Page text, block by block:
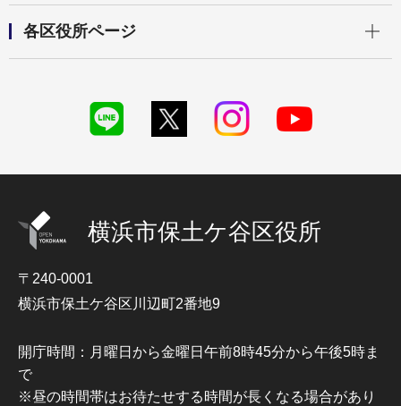
各区役所ページ
横浜市保土ケ谷区役所
〒240-0001
横浜市保土ケ谷区川辺町2番地9
開庁時間：月曜日から金曜日午前8時45分から午後5時ま
で
※昼の時間帯はお待たせする時間が長くなる場合があり